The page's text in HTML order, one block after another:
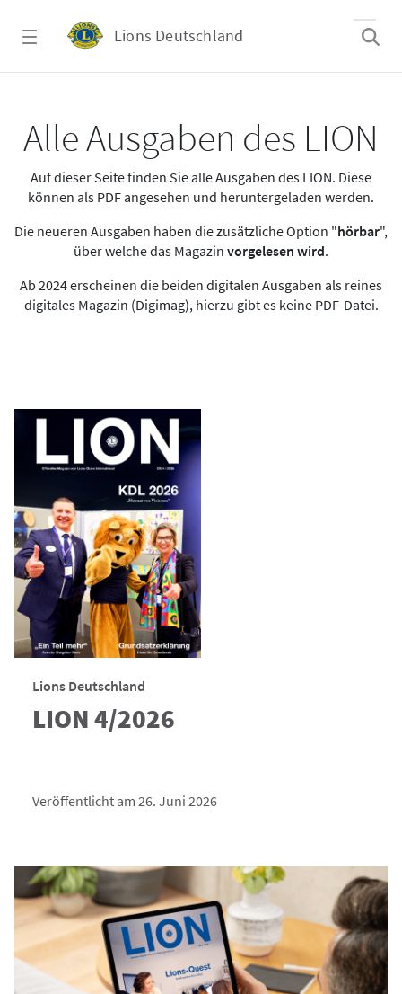
Lions Deutschland
Alle Ausgaben des LION
Auf dieser Seite finden Sie alle Ausgaben des LION. Diese
können als PDF angesehen und heruntergeladen werden.
Die neueren Ausgaben haben die zusätzliche Option "hörbar",
über welche das Magazin vorgelesen wird.
Ab 2024 erscheinen die beiden digitalen Ausgaben als reines
digitales Magazin (Digimag), hierzu gibt es keine PDF-Datei.
Lions Deutschland
LION 4/2026
Veröffentlicht am 26. Juni 2026